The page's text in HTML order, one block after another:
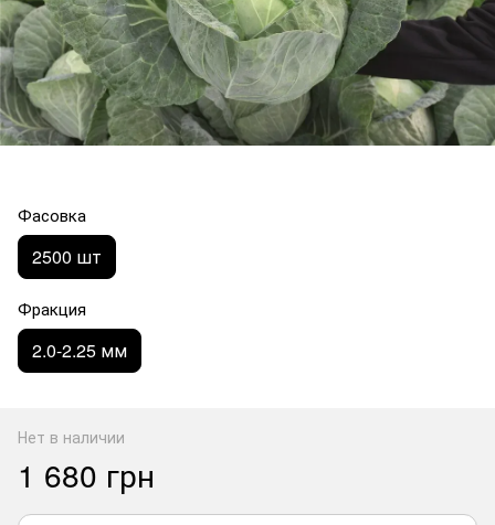
Фасовка
2500 шт
Фракция
2.0-2.25 мм
Нет в наличии
1 680 грн